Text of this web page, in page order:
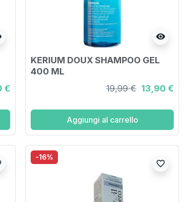
€
visibility
KERIUM DOUX SHAMPOO GEL
400 ML
19,99 € 13,90 €
Aggiungi al carrello
-16%
favorite_border